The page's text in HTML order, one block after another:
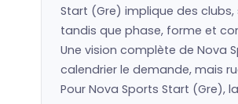
Start (Gre) implique des
tandis que phase, forme et
Une vision complète de Nova
calendrier le demande, mais
Pour Nova Sports Start (Gre),